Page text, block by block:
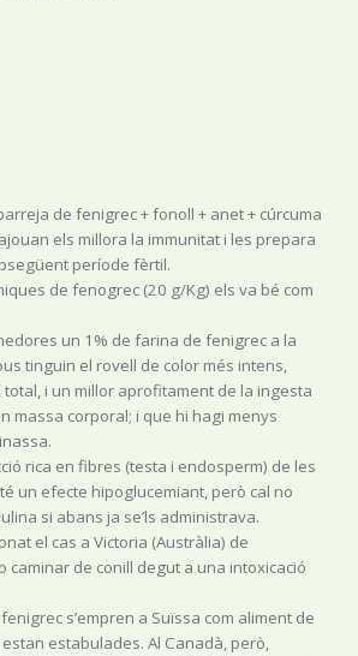
de fenigrec + fonoll + anet + cúrcuma
els millora la immunitat i les prepara
període fèrtil.
de fenogrec (20 g/Kg) els va bé com
un 1% de farina de fenigrec a la
tinguin el rovell de color més intens,
i un millor aprofitament de la ingesta
massa corporal; i que hi hagi menys
rica en fibres (testa i endosperm) de les
un efecte hipoglucemiant, però cal no
si abans ja se’ls administrava.
el cas a Victoria (Austràlia) de
caminar de conill degut a una intoxicació
s’empren a Suïssa com aliment de
estabulades. Al Canadà, però,